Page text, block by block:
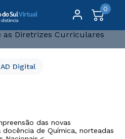
0
Diretrizes Curriculares
Química e
Curriculares
Digital
das novas
de Química, norteadas